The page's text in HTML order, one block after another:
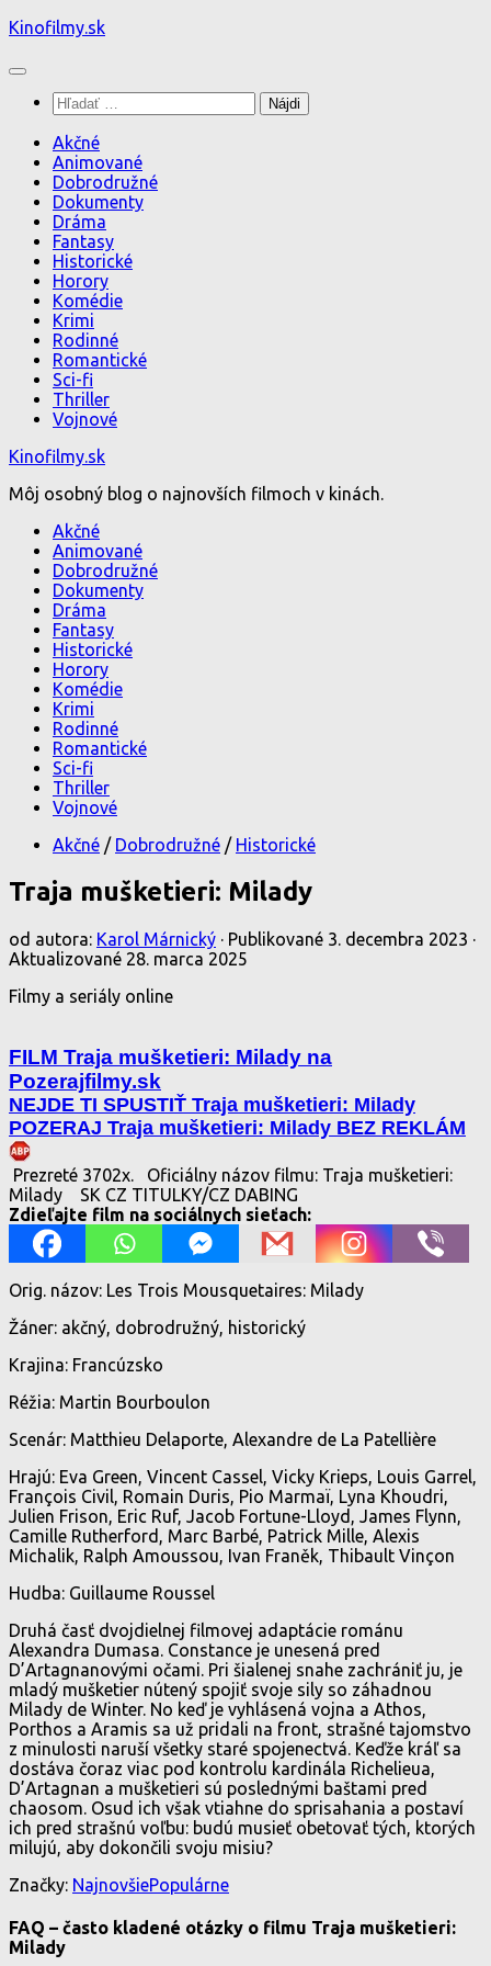
Preskočiť
obsah
Kinofilmy.sk
Hľadať:
Akčné
Animované
Dobrodružné
Dokumenty
Dráma
Fantasy
Historické
Horory
Komédie
Krimi
Rodinné
Romantické
Sci-fi
Thriller
Vojnové
Kinofilmy.sk
Môj osobný blog o najnovších filmoch v kinách.
Akčné
Animované
Dobrodružné
Dokumenty
Dráma
Fantasy
Historické
Horory
Komédie
Krimi
Rodinné
Romantické
Sci-fi
Thriller
Vojnové
Akčné / Dobrodružné / Historické
Traja mušketieri: Milady
od autora: Karol Márnický · Publikované 3. decembra 2023 ·
Aktualizované 28. marca 2025
Filmy a seriály online
FILM Traja mušketieri: Milady na
Pozerajfilmy.sk
NEJDE TI SPUSTIŤ Traja mušketieri: Milady
POZERAJ Traja mušketieri: Milady BEZ REKLÁM
Prezreté 3702x.
Oficiálny názov filmu: Traja mušketieri:
Milady
SK CZ TITULKY/CZ DABING
Zdieľajte film na sociálnych sieťach:
Orig. názov: Les Trois Mousquetaires: Milady
Žáner: akčný, dobrodružný, historický
Krajina: Francúzsko
Réžia: Martin Bourboulon
Scenár: Matthieu Delaporte, Alexandre de La Patellière
Hrajú: Eva Green, Vincent Cassel, Vicky Krieps, Louis Garrel,
François Civil, Romain Duris, Pio Marmaï, Lyna Khoudri,
Julien Frison, Eric Ruf, Jacob Fortune-Lloyd, James Flynn,
Camille Rutherford, Marc Barbé, Patrick Mille, Alexis
Michalik, Ralph Amoussou, Ivan Franěk, Thibault Vinçon
Hudba: Guillaume Roussel
Druhá časť dvojdielnej filmovej adaptácie románu
Alexandra Dumasa. Constance je unesená pred
D’Artagnanovými očami. Pri šialenej snahe zachrániť ju, je
mladý mušketier nútený spojiť svoje sily so záhadnou
Milady de Winter. No keď je vyhlásená vojna a Athos,
Porthos a Aramis sa už pridali na front, strašné tajomstvo
z minulosti naruší všetky staré spojenectvá. Keďže kráľ sa
dostáva čoraz viac pod kontrolu kardinála Richelieua,
D’Artagnan a mušketieri sú poslednými baštami pred
chaosom. Osud ich však vtiahne do sprisahania a postaví
ich pred strašnú voľbu: budú musieť obetovať tých, ktorých
milujú, aby dokončili svoju misiu?
Značky: NajnovšiePopulárne
FAQ – často kladené otázky o filmu Traja mušketieri:
Milady